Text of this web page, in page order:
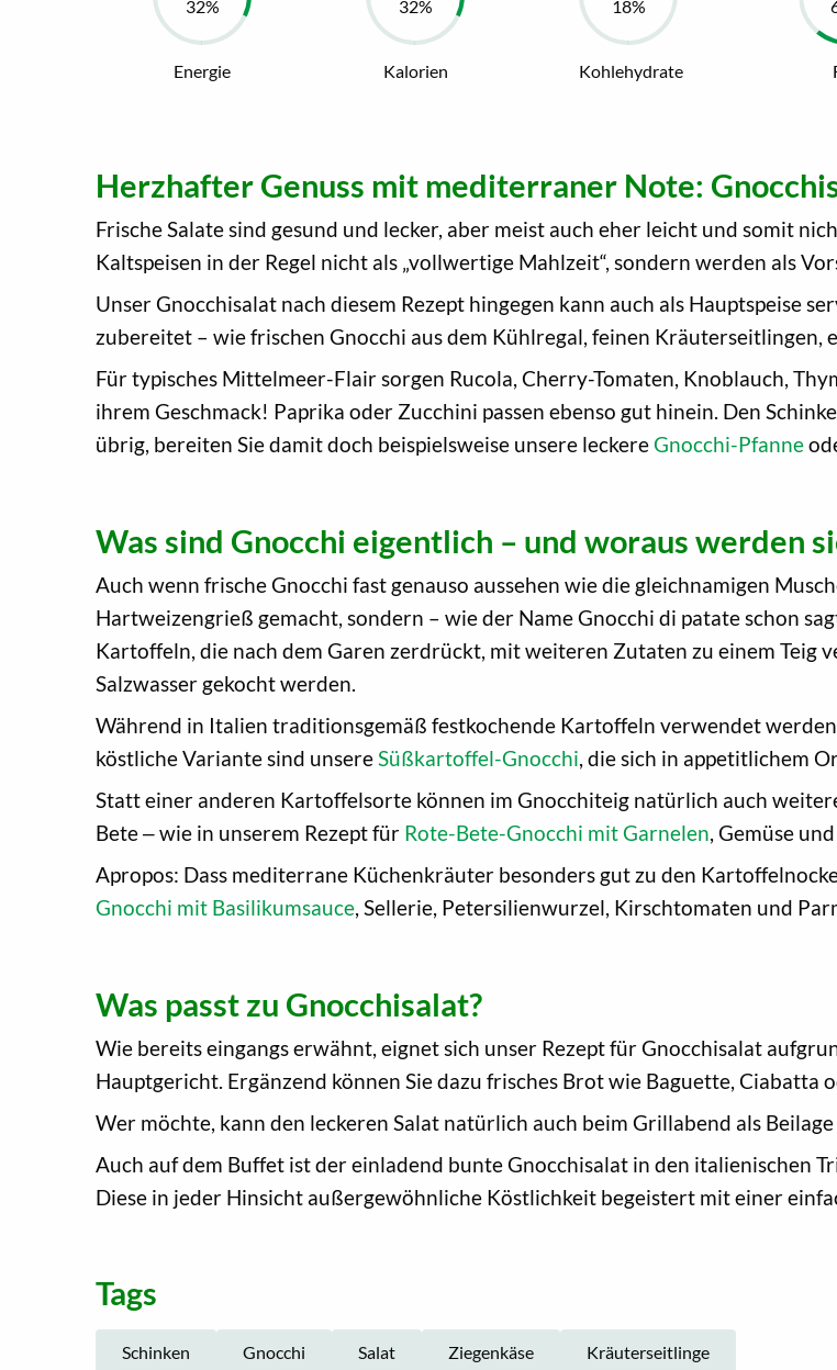
Energie Kalorien Kohlehydrate
Herzhafter Genuss mit mediterraner Note:
Frische Salate sind gesund und lecker, aber meist auch eher leicht und somit
Kaltspeisen in der Regel nicht als „vollwertige Mahlzeit“, sondern werden als
Unser Gnocchisalat nach diesem Rezept hingegen kann auch als Hauptspeise
zubereitet – wie frischen Gnocchi aus dem Kühlregal, feinen Kräuterseitlingen,
Für typisches Mittelmeer-Flair sorgen Rucola, Cherry-Tomaten, Knoblauch,
ihrem Geschmack! Paprika oder Zucchini passen ebenso gut hinein. Den
übrig, bereiten Sie damit doch beispielsweise unsere leckereGnocchi-Pfanne
Was sind Gnocchi eigentlich – und woraus werden
Auch wenn frische Gnocchi fast genauso aussehen wie die gleichnamigen
Hartweizengrieß gemacht, sondern – wie der Name Gnocchi di patate schon
Kartoffeln, die nach dem Garen zerdrückt, mit weiteren Zutaten zu einem Teig
Salzwasser gekocht werden.
Während in Italien traditionsgemäß festkochende Kartoffeln verwendet
köstliche Variante sind unsere Süßkartoffel-Gnocchi , die sich in appetitlichem
Statt einer anderen Kartoffelsorte können im Gnocchiteig natürlich auch
Bete ‒ wie in unserem Rezept für Rote-Bete-Gnocchi mit Garnelen , Gemüse
Apropos: Dass mediterrane Küchenkräuter besonders gut zu den
Gnocchi mit Basilikumsauce , Sellerie, Petersilienwurzel, Kirschtomaten und
Was passt zu Gnocchisalat?
Wie bereits eingangs erwähnt, eignet sich unser Rezept für Gnocchisalat
Hauptgericht. Ergänzend können Sie dazu frisches Brot wie Baguette, Ciabatta
Wer möchte, kann den leckeren Salat natürlich auch beim Grillabend als
Auch auf dem Buffet ist der einladend bunte Gnocchisalat in den italienischen
Diese in jeder Hinsicht außergewöhnliche Köstlichkeit begeistert mit einer
Tags
Schinken Gnocchi Salat Ziegenkäse Kräuterseitlinge